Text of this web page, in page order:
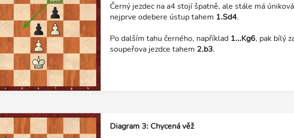
Černý jezdec na a4 stojí špatně, ale stále má
nejprve odebere ústup tahem 1.Sd4.
Po dalším tahu černého, například 1...Kg6, pak bílý
soupeřova jezdce tahem 2.b3.
Diagram 3: Chycená věž